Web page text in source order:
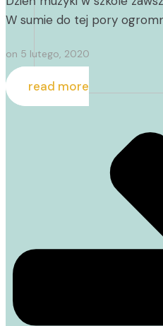
W sumie do tej pory
on 5 lutego, 2020
read more